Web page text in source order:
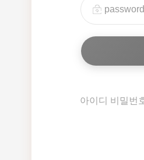
아이디 비밀번